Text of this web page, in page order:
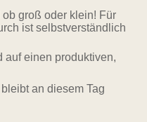
groß oder klein! Für
ist selbstverständlich
auf einen produktiven,
an diesem Tag